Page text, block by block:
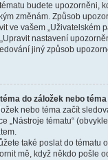
budete upozorněni,
změnám. Způsob
ve vašem „Uživatelském
nastavení
jiný způsob
do záložek nebo
nebo téma začít
„Nástroje tématu“
také poslat do tématu
mě, když někdo pošle